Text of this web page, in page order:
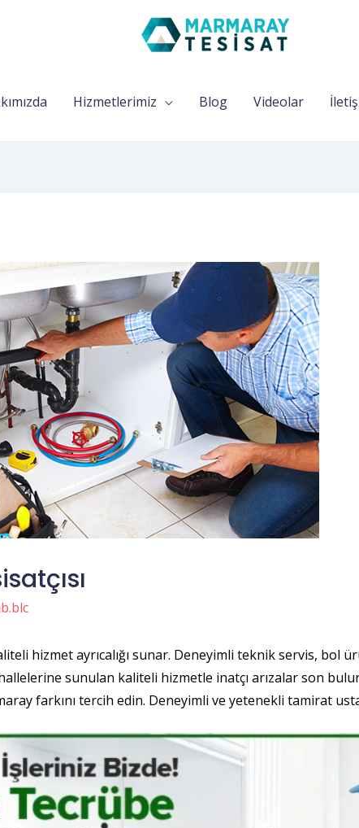
Hizmetlerimiz Blog Videolar
hizmet ayrıcalığı sunar. Deneyimli teknik servis, bol
sunulan kaliteli hizmetle inatçı arızalar son
farkını tercih edin. Deneyimli ve yetenekli tamirat